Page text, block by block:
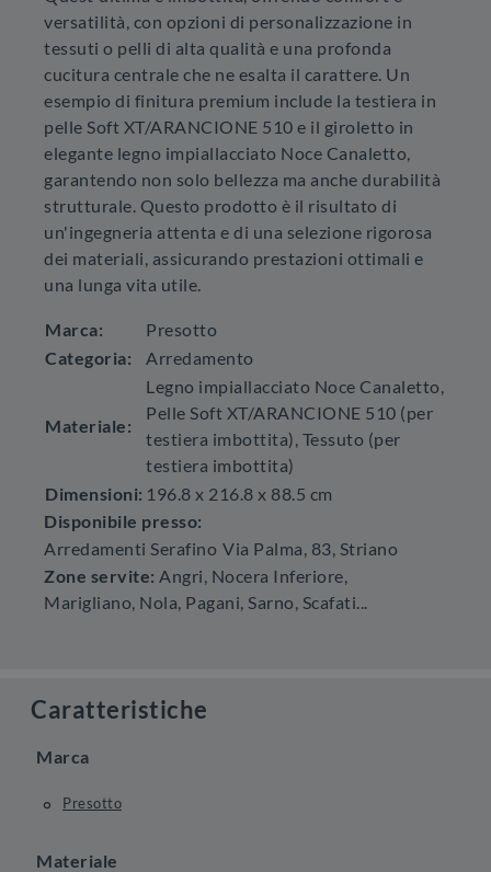
versatilità, con opzioni di personalizzazione in
tessuti o pelli di alta qualità e una profonda
cucitura centrale che ne esalta il carattere. Un
esempio di finitura premium include la testiera in
pelle Soft XT/ARANCIONE 510 e il giroletto in
elegante legno impiallacciato Noce Canaletto,
garantendo non solo bellezza ma anche durabilità
strutturale. Questo prodotto è il risultato di
un'ingegneria attenta e di una selezione rigorosa
dei materiali, assicurando prestazioni ottimali e
una lunga vita utile.
Marca:
Presotto
Categoria:
Arredamento
Materiale:
Legno impiallacciato Noce Canaletto,
Pelle Soft XT/ARANCIONE 510 (per
testiera imbottita), Tessuto (per
testiera imbottita)
Dimensioni: 196.8 x 216.8 x 88.5 cm
Disponibile presso:
Arredamenti Serafino Via Palma, 83, Striano
Zone servite: Angri, Nocera Inferiore,
Marigliano, Nola, Pagani, Sarno, Scafati...
Caratteristiche
Marca
Presotto
Materiale